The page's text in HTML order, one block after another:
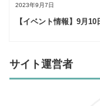
2023年9月7日
【イベント情報】9月
サイト運営者